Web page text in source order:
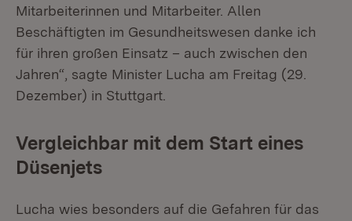
Mitarbeiterinnen und Mitarbeiter. Allen
Beschäftigten im Gesundheitswesen danke ich
für ihren großen Einsatz – auch zwischen den
Jahren“, sagte Minister Lucha am Freitag (29.
Dezember) in Stuttgart.
Vergleichbar mit dem Start eines
Düsenjets
Lucha wies besonders auf die Gefahren für das